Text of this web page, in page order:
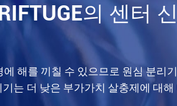
의 센터
해를 끼칠 수 있으므로 원심 분리
는 더 낮은 부가가치 살충제에 대